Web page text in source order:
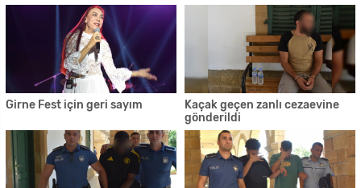
Girne Fest için geri sayım
Kaçak geçen zanlı cezaevine
gönderildi